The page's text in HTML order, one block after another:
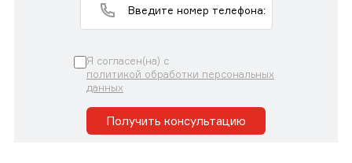
Я согласен(на) с
политикой обработки персональных
данных
Получить консультацию